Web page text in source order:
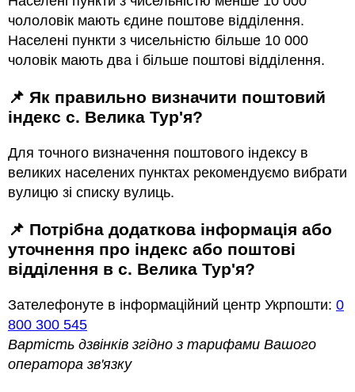
чололовік мають єдине поштове відділення.
Населені пункти з чисельністю більше 10 000
чоловік мають два і більше поштові відділення.
📌 Як правильно визначити поштовий
індекс с. Велика Тур'я?
Для точного визначення поштового індексу в
великих населених пунктах рекомендуємо вибрати
вулицю зі списку вулиць.
📌 Потрібна додаткова інформація або
уточнення про індекс або поштові
відділення в с. Велика Тур'я?
Зателефонуте в інформаційний центр Укрпошти: 0
800 300 545
Вартість дзвінків згідно з тарифами Вашого
оператора зв'язку